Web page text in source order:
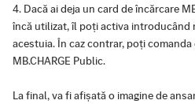
Dacă ai deja un card de încărcare
încă utilizat, îl poți activa introducând
acestuia. În caz contrar, poți
MB.CHARGE Public.
La final, va fi afișată o imagine de